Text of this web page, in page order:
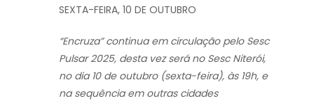
SEXTA-FEIRA, 10 DE OUTUBRO
“Encruza” continua em circulação pelo Sesc
Pulsar 2025, desta vez será no Sesc Niterói,
no dia 10 de outubro (sexta-feira), às 19h, e
na sequência em outras cidades